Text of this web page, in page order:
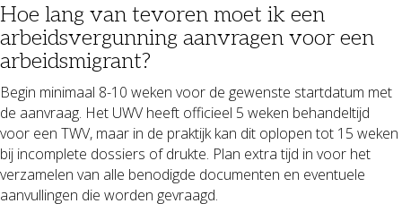
Hoe lang van tevoren moet ik een
arbeidsvergunning aanvragen voor een
arbeidsmigrant?
Begin minimaal 8-10 weken voor de gewenste startdatum met
de aanvraag. Het UWV heeft officieel 5 weken behandeltijd
voor een TWV, maar in de praktijk kan dit oplopen tot 15 weken
bij incomplete dossiers of drukte. Plan extra tijd in voor het
verzamelen van alle benodigde documenten en eventuele
aanvullingen die worden gevraagd.